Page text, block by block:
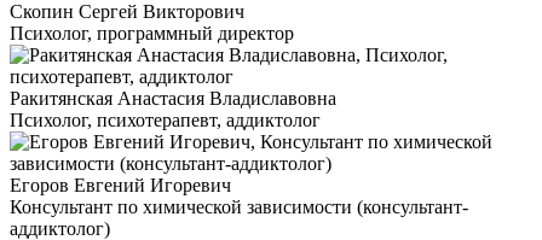
Скопин Сергей Викторович
Психолог, программный директор
Ракитянская Анастасия Владиславовна
Психолог, психотерапевт, аддиктолог
Егоров Евгений Игоревич
Консультант по химической зависимости (консультант-
аддиктолог)